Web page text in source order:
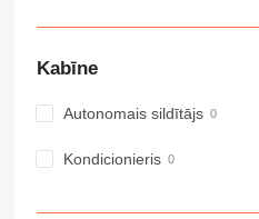
Kabīne
Autonomais sildītājs
Kondicionieris